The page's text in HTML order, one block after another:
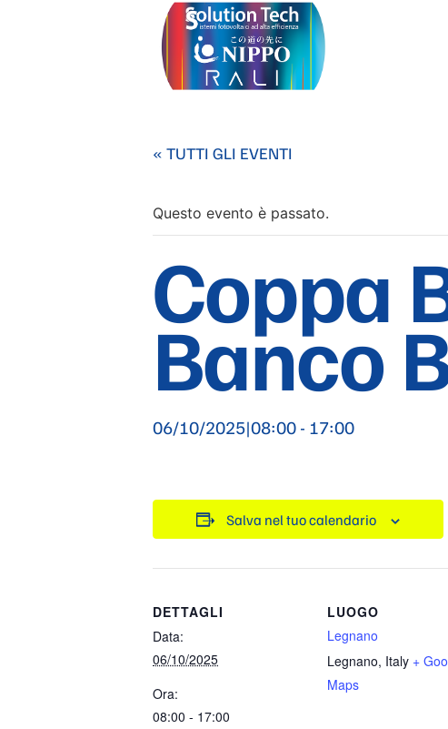
« TUTTI GLI EVENTI
Questo evento è passato.
Coppa
Banco
06/10/2025|08:00- 17:00
Salva nel tuo calendario
DETTAGLI
Data:
06/10/2025
Ora:
08:00 - 17:00
LUOGO
Legnano
Legnano, Italy +
Maps